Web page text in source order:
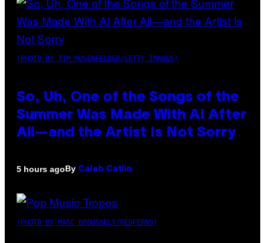
(PHOTO BY TIM MOSENFELDER/GETTY IMAGES)
So, Uh, One of the Songs of the
Summer Was Made With AI After
All—and the Artist Is Not Sorry
5 hours agoBy Caleb Catlin
(PHOTO BY MARC BROUSSELY/REDFERNS)